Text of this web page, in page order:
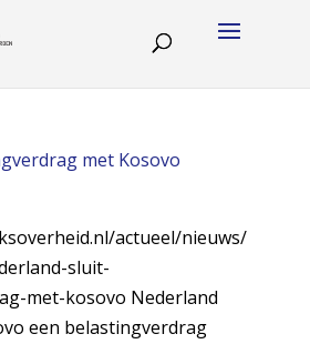
met Kosovo
actueel/nieuws/
sluit-
met-kosovo Nederland
een belastingverdrag